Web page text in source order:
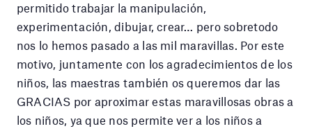
permitido trabajar la manipulación,
experimentación, dibujar, crear… pero sobretodo
nos lo hemos pasado a las mil maravillas. Por este
motivo, juntamente con los agradecimientos de los
niños, las maestras también os queremos dar las
GRACIAS por aproximar estas maravillosas obras a
los niños, ya que nos permite ver a los niños a